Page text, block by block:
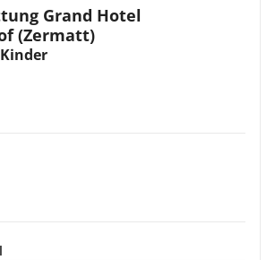
Grand Hotel
(Zermatt)